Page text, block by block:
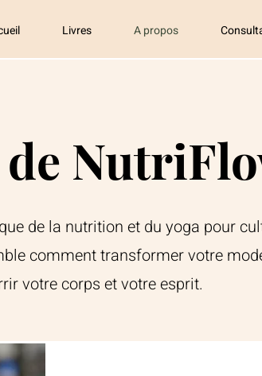
Livres A propos
de la nutrition et du yoga pour
comment transformer votre
votre corps et votre esprit.